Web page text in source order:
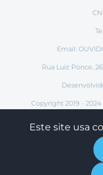
Email:
Rua Luiz Ponce,
Copyright 2019 - 2024
Este site usa